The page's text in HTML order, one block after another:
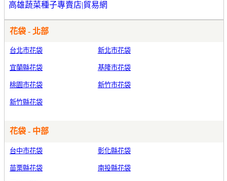
高雄蔬菜種子專賣店|貿易網
花袋 - 北部
台北市花袋 新北市花袋
宜蘭縣花袋 基隆市花袋
桃園市花袋 新竹市花袋
新竹縣花袋
花袋 - 中部
台中市花袋 彰化縣花袋
苗栗縣花袋 南投縣花袋